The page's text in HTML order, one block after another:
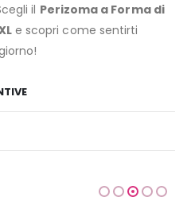
il Perizoma a Forma di
e scopri come sentirti